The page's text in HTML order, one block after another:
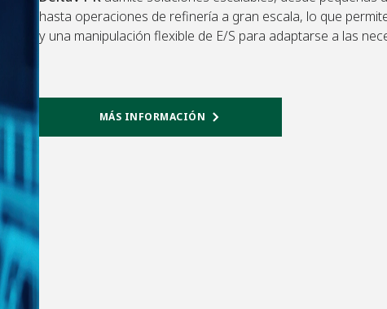
hasta operaciones de refinería a gran escala, lo que
y una manipulación flexible de E/S para adaptarse a las
MÁS INFORMACIÓN